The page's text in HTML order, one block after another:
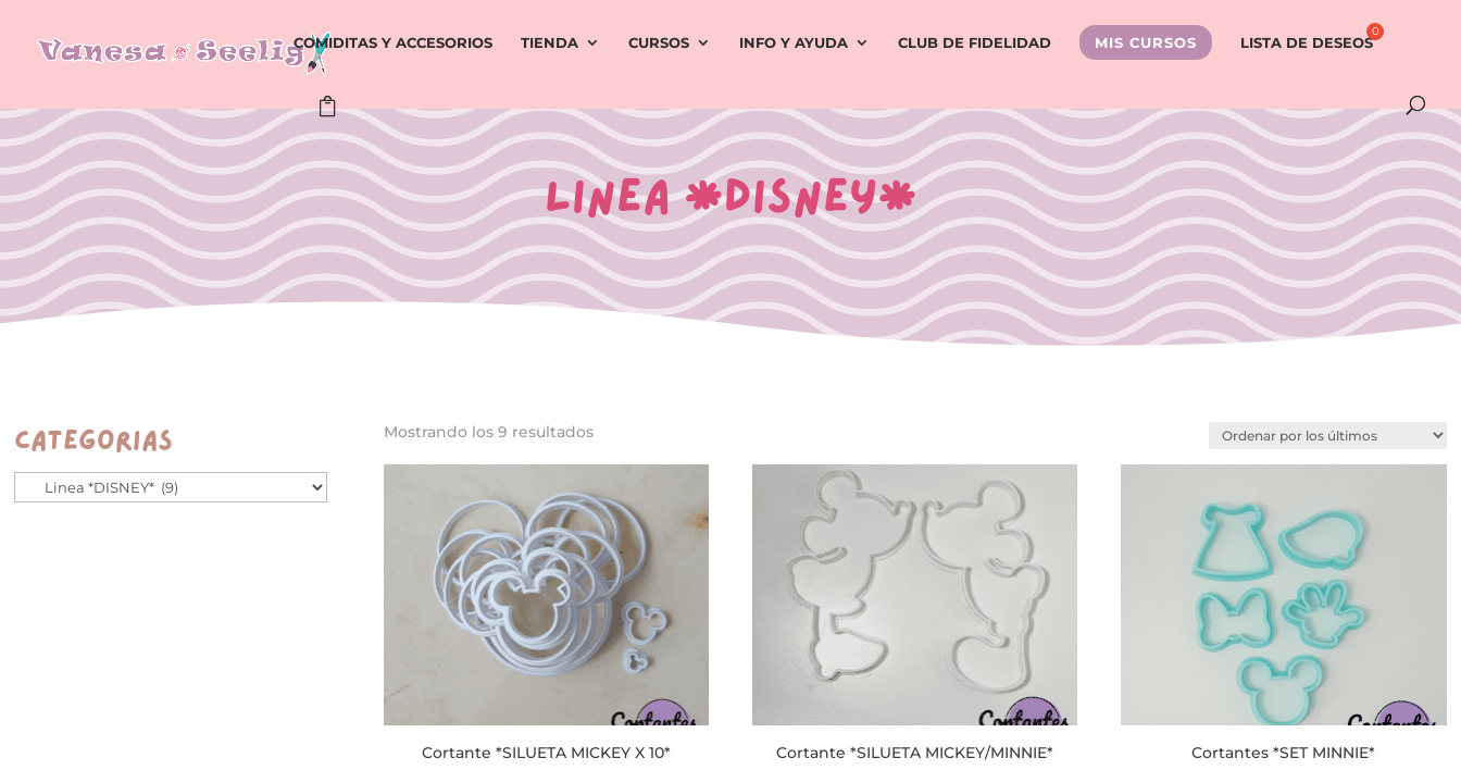
COMIDITAS Y ACCESORIOS TIENDA CURSOS INFO Y AYUDA CLUB DE FIDELIDAD MIS CURSOS LISTA DE DESEOS
Linea *DISNEY*
Categorías Mostrando los 9 resultadosOrdenado
últimos
Cortante *SILUETA MICKEY X 10*
Cortante *SILUETA MICKEY/MINNIE*
Cortantes *SET MINNIE*